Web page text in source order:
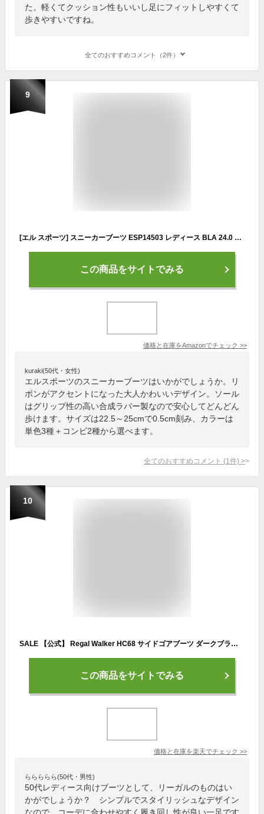
た。軽くてクッション性もいいし足にフィットしやすくて
歩きやすいですね。
全てのおすすめコメント（2件）
9
[エル スポーツ] スニーカーブーツ ESP14503 レディース BLA 24.0 cm
この商品をサイトでみる
価格と在庫をAmazonでチェック >>
kuraki(50代・女性)
エルスポーツのスニーカーブーツはいかがでしょうか。リ
ボンがアクセントになった大人かわいいデザイン。ソール
はグリップ性の高い合成ラバー製なので安心してどんどん
歩けます。サイズは22.5～25cmで0.5cm刻み、カラーは
単色3種＋コンビ2種から選べます。
全てのおすすめコメント (1 件) >
10
SALE 【公式】 Regal Walker HC68 サイドゴアブーツ ダークブラウン ブーツ レディース リーガルウォーカー | くつ ブラウン 歩きやすい 軽量 茶色 ぺたんこ シューズ ローヒール 本革 牛革 ショート ショートブーツ 靴 サイドゴア レディースシューズ レディースブーツ
この商品をサイトでみる
価格と在庫を楽天でチェック >>
ららららら(50代・男性)
50代レディース向けブーツとして、リーガルのものはい
かがでしょうか？ シンプルでスタイリッシュなデザイン